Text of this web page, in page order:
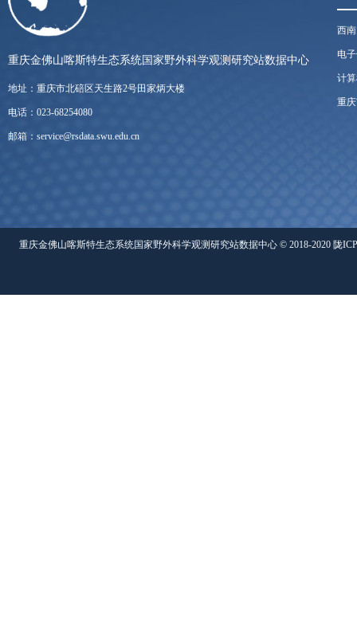
重庆金佛山喀斯特生态系统国家野外科学观测研究站数据中心
地址：重庆市北碚区天生路2号田家炳大楼
电话：023-68254080
邮箱：service@rsdata.swu.edu.cn
西
电
计
重
重庆金佛山喀斯特生态系统国家野外科学观测研究站数据中心 © 2018-2020 陇ICP